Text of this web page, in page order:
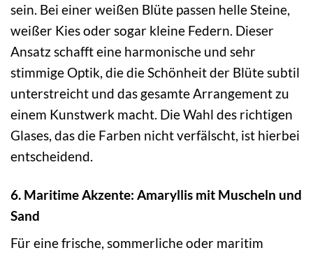
sein. Bei einer weißen Blüte passen helle Steine,
weißer Kies oder sogar kleine Federn. Dieser
Ansatz schafft eine harmonische und sehr
stimmige Optik, die die Schönheit der Blüte subtil
unterstreicht und das gesamte Arrangement zu
einem Kunstwerk macht. Die Wahl des richtigen
Glases, das die Farben nicht verfälscht, ist hierbei
entscheidend.
6. Maritime Akzente: Amaryllis mit Muscheln und
Sand
Für eine frische, sommerliche oder maritim